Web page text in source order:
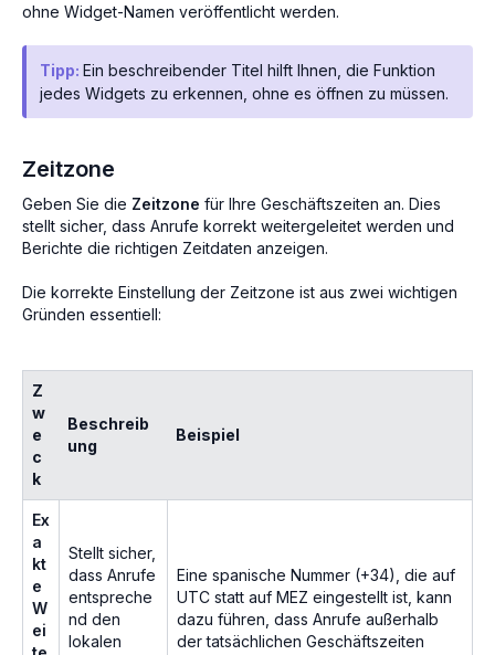
ohne Widget-Namen veröffentlicht werden.
Tipp: Ein beschreibender Titel hilft Ihnen, die Funktion
jedes Widgets zu erkennen, ohne es öffnen zu müssen.
Zeitzone
Geben Sie die Zeitzone für Ihre Geschäftszeiten an. Dies
stellt sicher, dass Anrufe korrekt weitergeleitet werden und
Berichte die richtigen Zeitdaten anzeigen.
Die korrekte Einstellung der Zeitzone ist aus zwei wichtigen
Gründen essentiell:
Z
w
e
c
k
Beschreib
ung
Beispiel
Ex
a
kt
e
W
ei
Stellt sicher,
dass Anrufe
entspreche
nd den
lokalen
Eine spanische Nummer (+34), die auf
UTC statt auf MEZ eingestellt ist, kann
dazu führen, dass Anrufe außerhalb
der tatsächlichen Geschäftszeiten